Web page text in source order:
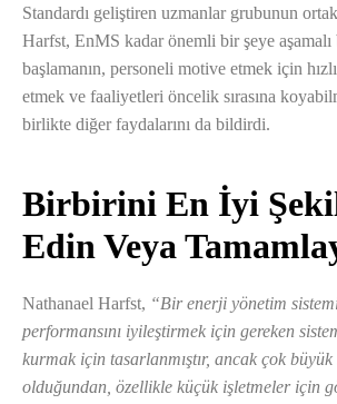
Standardı geliştiren uzmanlar grubunun
Harfst, EnMS kadar önemli bir şeye aşamalı
başlamanın, personeli motive etmek için
etmek ve faaliyetleri öncelik sırasına
birlikte diğer faydalarını da bildirdi.
Birbirini En İyi
Edin Veya
Nathanael Harfst, “Bir enerji yönetim
performansını iyileştirmek için gereken
kurmak için tasarlanmıştır, ancak çok
olduğundan, özellikle küçük işletmeler için